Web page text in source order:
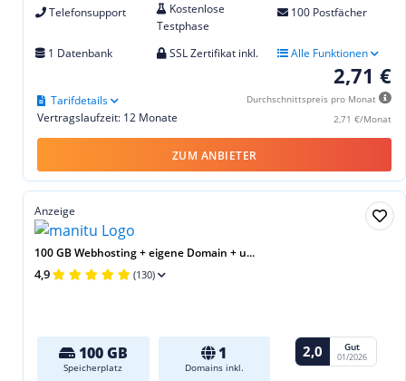
Telefonsupport
Kostenlose
Testphase
100 Postfächer
1 Datenbank SSL Zertifikat inkl. Alle Funktionen
2,71 €
Durchschnittspreis pro Monat
2,71 €/Monat
Vertragslaufzeit: 12 Monate
Tarifdetails
ZUM ANBIETER
Anzeige
100 GB Webhosting + eigene Domain + u...
4,9 (130)
100 GB
Speicherplatz
1
Domains inkl.
2,0 Gut
01/2026